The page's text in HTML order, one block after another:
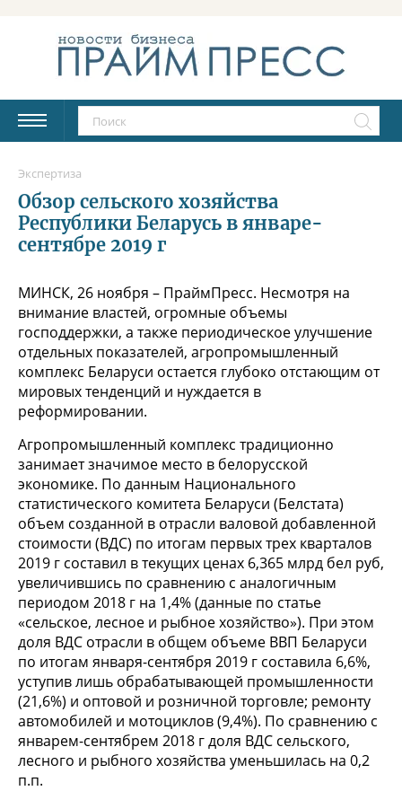
Экспертиза
Обзор сельского хозяйства
Республики Беларусь в январе-
сентябре 2019 г
МИНСК, 26 ноября – ПраймПресс. Несмотря на
внимание властей, огромные объемы
господдержки, а также периодическое улучшение
отдельных показателей, агропромышленный
комплекс Беларуси остается глубоко отстающим от
мировых тенденций и нуждается в
реформировании.
Агропромышленный комплекс традиционно
занимает значимое место в белорусской
экономике. По данным Национального
статистического комитета Беларуси (Белстата)
объем созданной в отрасли валовой добавленной
стоимости (ВДС) по итогам первых трех кварталов
2019 г составил в текущих ценах 6,365 млрд бел руб,
увеличившись по сравнению с аналогичным
периодом 2018 г на 1,4% (данные по статье
«сельское, лесное и рыбное хозяйство»). При этом
доля ВДС отрасли в общем объеме ВВП Беларуси
по итогам января-сентября 2019 г составила 6,6%,
уступив лишь обрабатывающей промышленности
(21,6%) и оптовой и розничной торговле; ремонту
автомобилей и мотоциклов (9,4%). По сравнению с
январем-сентябрем 2018 г доля ВДС сельского,
лесного и рыбного хозяйства уменьшилась на 0,2
п.п.